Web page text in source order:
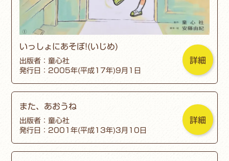
いっしょにあそぼ!(いじめ)
出版者：童心社
発行日：2005年(平成17年)9月1日
詳細
また、あおうね
出版者：童心社
発行日：2001年(平成13年)3月10日
詳細